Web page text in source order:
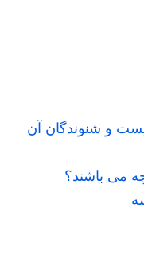
و شنوندگان آن
می باشند؟